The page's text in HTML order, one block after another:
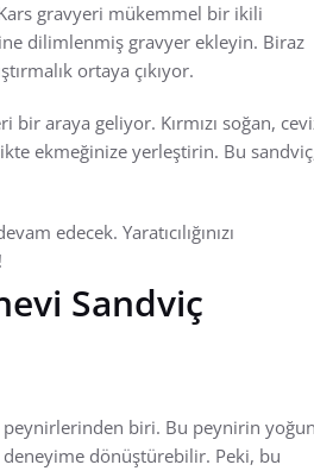
gravyeri mükemmel bir ikili
dilimlenmiş gravyer ekleyin. Biraz
ortaya çıkıyor.
araya geliyor. Kırmızı soğan,
ekmeğinize yerleştirin. Bu
edecek. Yaratıcılığınızı
Sandviç
peynirlerinden biri. Bu peynirin yoğun
dönüştürebilir. Peki, bu